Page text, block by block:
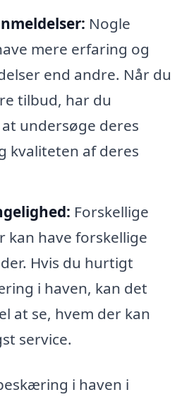
Nogle
mere erfaring og
end andre. Når du
tilbud, har du
undersøge deres
kvaliteten af deres
Forskellige
kan have forskellige
Hvis du hurtigt
i haven, kan det
at se, hvem der kan
service.
i haven i